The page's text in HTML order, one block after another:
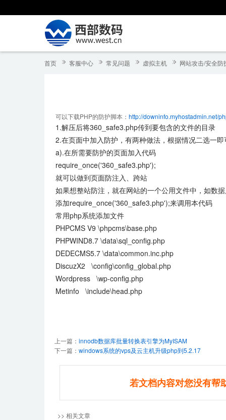
首页 客服中心 常见问题 虚拟主机 网站攻击/安全防
可以下载PHP的防护脚本： http://downinfo.myhostadmin.net/
1.解压后将360_safe3.php传到要包含的文件的目录
2.在页面中加入防护，有两种做法，根据情况二选一即
a).在所需要防护的页面加入代码
require_once('360_safe3.php');
就可以做到页面防注入、跨站
如果想整站防注，就在网站的一个公用文件中，如数
添加require_once('360_safe3.php');来调用本代码
常用php系统添加文件
PHPCMS V9 \phpcms\base.php
PHPWIND8.7 \data\sql_config.php
DEDECMS5.7 \data\common.inc.php
DiscuzX2 \config\config_global.php
Wordpress \wp-config.php
Metinfo \include\head.php
上一篇： innodb数据库批量转换表引擎为MyISAM
下一篇： windows系统的vps及云主机升级php到5.2.17
若文档内容对您没有帮
>> 相关文章